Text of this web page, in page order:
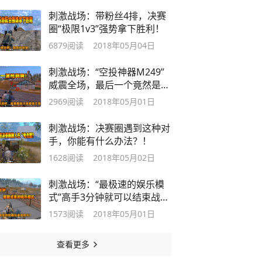
刺激战场：带粉丝4排，决赛
圈“极限1v3”强势拿下胜利！
6879阅读 2018年05月04日
刺激战场：“空投神器M249”
威震全场，最后一个竟然是机
器人？
2969阅读 2018年05月01日
刺激战场：决赛圈遇到这种对
手，你能有什么办法？！
1628阅读 2018年05月02日
刺激战场：“最极速的娱乐模
式”高手3分钟就可以结束战
斗！
1573阅读 2018年05月01日
查看更多